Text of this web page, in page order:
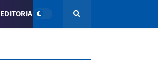
EDITORIAL